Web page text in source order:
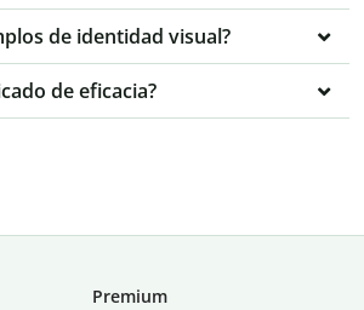
de identidad visual?
de eficacia?
Premium